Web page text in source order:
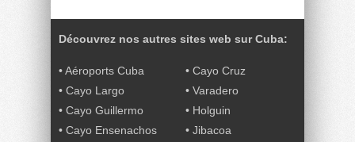
Découvrez nos autres sites web sur Cuba:
•Aéroports Cuba
• Cayo Largo
• Cayo Guillermo
• Cayo Ensenachos
• Cayo Cruz
• Varadero
• Holguin
• Jibacoa